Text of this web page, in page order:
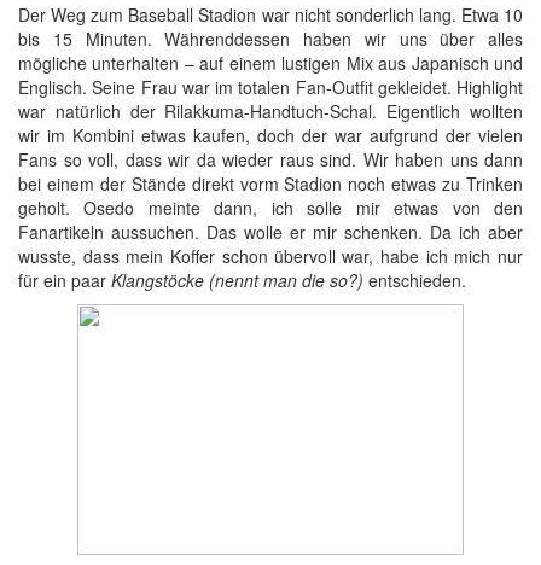
Der Weg zum Baseball Stadion war nicht sonderlich lang. Etwa 10
bis 15 Minuten. Währenddessen haben wir uns über alles
mögliche unterhalten – auf einem lustigen Mix aus Japanisch und
Englisch. Seine Frau war im totalen Fan-Outfit gekleidet. Highlight
war natürlich der Rilakkuma-Handtuch-Schal. Eigentlich wollten
wir im Kombini etwas kaufen, doch der war aufgrund der vielen
Fans so voll, dass wir da wieder raus sind. Wir haben uns dann
bei einem der Stände direkt vorm Stadion noch etwas zu Trinken
geholt. Osedo meinte dann, ich solle mir etwas von den
Fanartikeln aussuchen. Das wolle er mir schenken. Da ich aber
wusste, dass mein Koffer schon übervoll war, habe ich mich nur
für ein paar Klangstöcke (nennt man die so?) entschieden.